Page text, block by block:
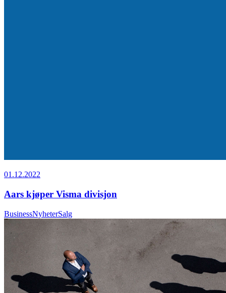
01.12.2022
Aars kjøper Visma divisjon
BusinessNyheterSalg